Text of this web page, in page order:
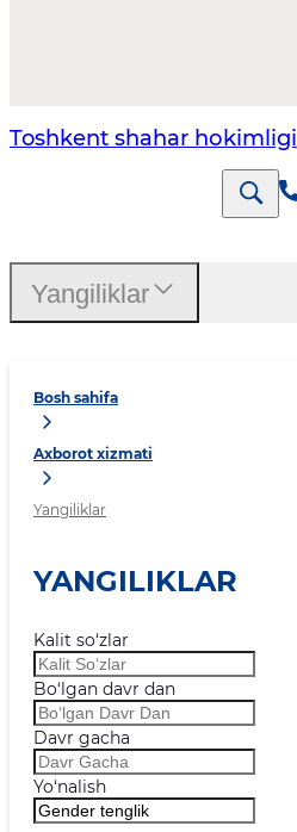
Toshkеnt shаhаr hоkimligi
Bosh sahifa
Axborot xizmati
Yangiliklar
YANGILIKLAR
Kalit so‘zlar
Bo‘lgan davr dan
Davr gacha
Yo‘nalish
Yangiliklar